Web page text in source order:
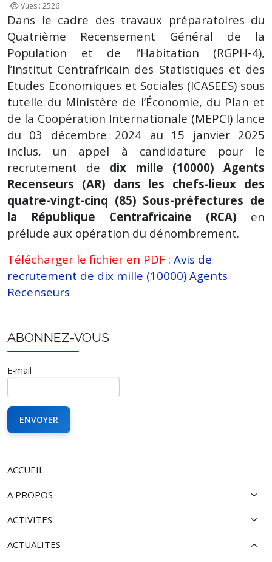
Vues : 2526
Dans le cadre des travaux préparatoires du
Quatrième Recensement Général de la
Population et de l’Habitation (RGPH-4),
l’Institut Centrafricain des Statistiques et des
Etudes Economiques et Sociales (ICASEES) sous
tutelle du Ministère de l’Économie, du Plan et
de la Coopération Internationale (MEPCI) lance
du 03 décembre 2024 au 15 janvier 2025
inclus, un appel à candidature pour le
recrutement de dix
mille (10000) Agents
Recenseurs (AR) dans les chefs-lieux des
quatre-vingt-cinq (85) Sous-préfectures de
la République Centrafricaine (RCA) en
prélude aux opération du dénombrement.
Télécharger le fichier en PDF : Avis de
recrutement de dix mille (10000) Agents
Recenseurs
ABONNEZ-VOUS
E-mail
ACCUEIL
A PROPOS
ACTIVITES
ACTUALITES